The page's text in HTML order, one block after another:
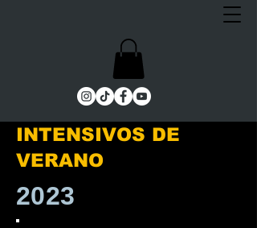
INTENSIVOS DE
VERANO
2023